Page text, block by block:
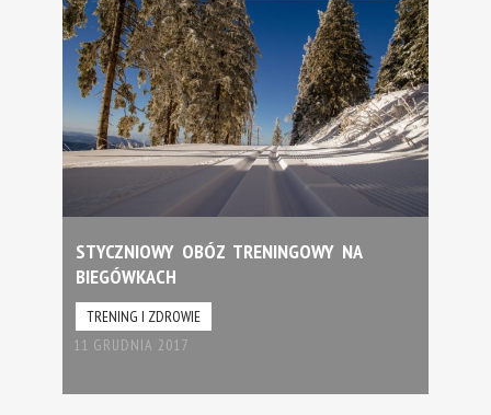
STYCZNIOWY OBÓZ TRENINGOWY NA
BIEGÓWKACH
TRENING I ZDROWIE
11 GRUDNIA 2017